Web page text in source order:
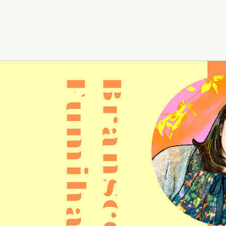
Fumiha